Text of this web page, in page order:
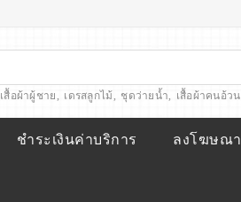
เสื้อผ้าผู้ชาย, เดรสลูกไม้, ชุดว่ายน้ำ, เสื้อผ้าคนอ้วน
ชำระเงินค่าบริการ ลงโฆษณา